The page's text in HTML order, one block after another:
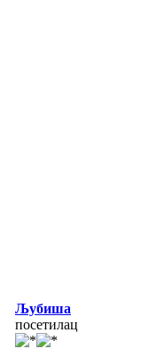
Љубиша
посетилац